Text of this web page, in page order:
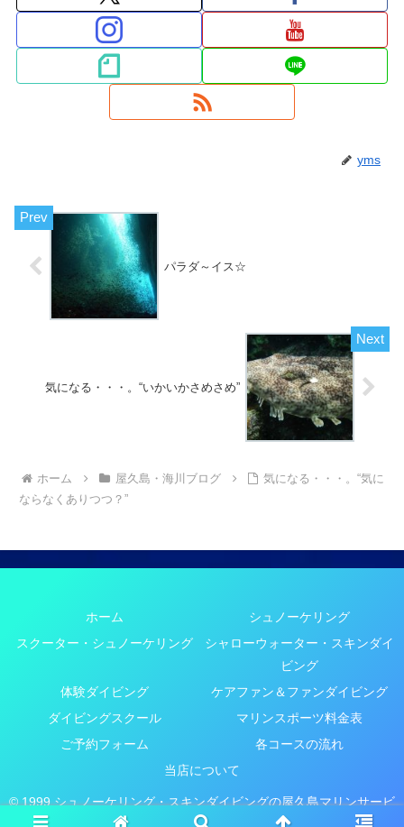
yms
パラダ～イス☆
気になる・・・。“いかいかさめさめ”
ホーム 屋久島・海川ブログ
気になる・・・。“気に
ならなくありつつ？”
ホーム
シュノーケリング
スクーター・シュノーケリング
シャローウォーター・スキンダイ
ビング
体験ダイビング
ケアファン＆ファンダイビング
ダイビングスクール
マリンスポーツ料金表
ご予約フォーム
各コースの流れ
当店について
© 1999 シュノーケリング・スキンダイビングの屋久島マリンサービ